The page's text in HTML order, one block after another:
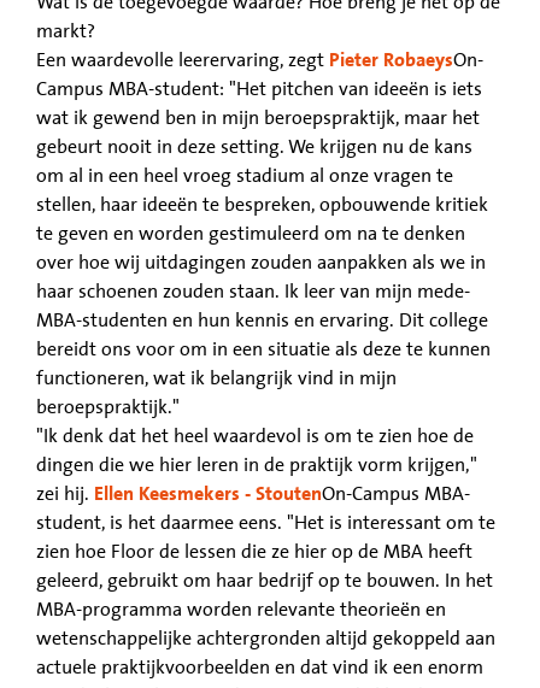
markt?
Een waardevolle leerervaring, zegt Pieter RobaeysOn-
Campus MBA-student: "Het pitchen van ideeën is iets
wat ik gewend ben in mijn beroepspraktijk, maar het
gebeurt nooit in deze setting. We krijgen nu de kans
om al in een heel vroeg stadium al onze vragen te
stellen, haar ideeën te bespreken, opbouwende kritiek
te geven en worden gestimuleerd om na te denken
over hoe wij uitdagingen zouden aanpakken als we in
haar schoenen zouden staan. Ik leer van mijn mede-
MBA-studenten en hun kennis en ervaring. Dit college
bereidt ons voor om in een situatie als deze te kunnen
functioneren, wat ik belangrijk vind in mijn
beroepspraktijk."
"Ik denk dat het heel waardevol is om te zien hoe de
dingen die we hier leren in de praktijk vorm krijgen,"
zei hij. Ellen Keesmekers - StoutenOn-Campus MBA-
student, is het daarmee eens. "Het is interessant om te
zien hoe Floor de lessen die ze hier op de MBA heeft
geleerd, gebruikt om haar bedrijf op te bouwen. In het
MBA-programma worden relevante theorieën en
wetenschappelijke achtergronden altijd gekoppeld aan
actuele praktijkvoorbeelden en dat vind ik een enorm